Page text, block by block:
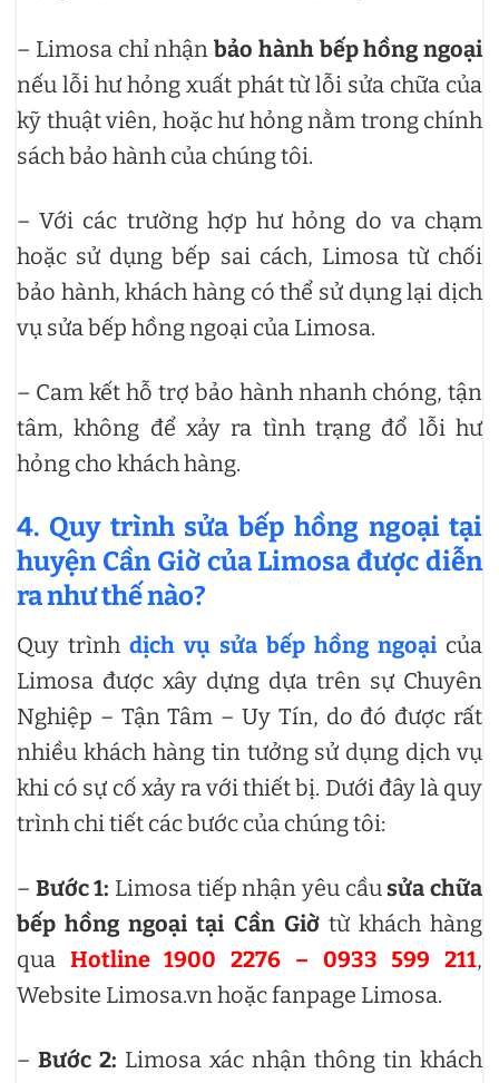
– Limosa chỉ nhận bảo hành bếp hồng ngoại
nếu lỗi hư hỏng xuất phát từ lỗi sửa chữa của
kỹ thuật viên, hoặc hư hỏng nằm trong chính
sách bảo hành của chúng tôi.
– Với các trường hợp hư hỏng do va chạm
hoặc sử dụng bếp sai cách, Limosa từ chối
bảo hành, khách hàng có thể sử dụng lại dịch
vụ sửa bếp hồng ngoại của Limosa.
– Cam kết hỗ trợ bảo hành nhanh chóng, tận
tâm, không để xảy ra tình trạng đổ lỗi hư
hỏng cho khách hàng.
4. Quy trình sửa bếp hồng ngoại tại
huyện Cần Giờ của Limosa được diễn
ra như thế nào?
Quy trình dịch vụ sửa bếp hồng ngoại của
Limosa được xây dựng dựa trên sự Chuyên
Nghiệp – Tận Tâm – Uy Tín, do đó được rất
nhiều khách hàng tin tưởng sử dụng dịch vụ
khi có sự cố xảy ra với thiết bị. Dưới đây là quy
trình chi tiết các bước của chúng tôi:
– Bước 1: Limosa tiếp nhận yêu cầusửa chữa
bếp hồng ngoại tại Cần Giờ từ khách hàng
qua Hotline 1900 2276 – 0933 599 211,
Website Limosa.vn hoặc fanpage Limosa.
– Bước 2: Limosa xác nhận thông tin khách